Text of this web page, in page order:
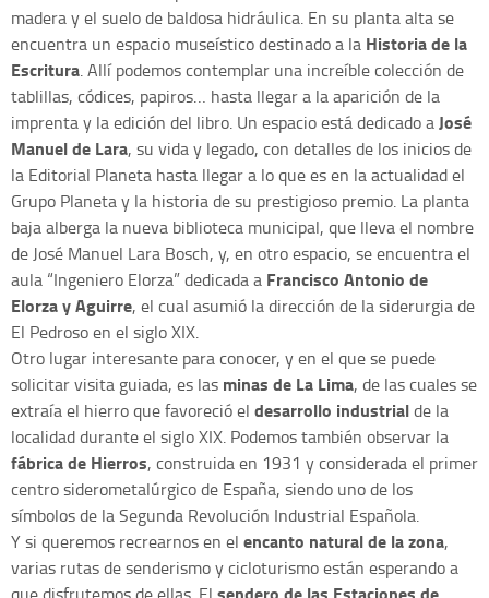
madera y el suelo de baldosa hidráulica. En su planta alta se
encuentra un espacio museístico destinado a la Historia de la
Escritura. Allí podemos contemplar una increíble colección de
tablillas, códices, papiros… hasta llegar a la aparición de la
imprenta y la edición del libro. Un espacio está dedicado aJosé
Manuel de Lara, su vida y legado, con detalles de los inicios de
la Editorial Planeta hasta llegar a lo que es en la actualidad el
Grupo Planeta y la historia de su prestigioso premio. La planta
baja alberga la nueva biblioteca municipal, que lleva el nombre
de José Manuel Lara Bosch, y, en otro espacio, se encuentra el
aula “Ingeniero Elorza” dedicada a Francisco Antonio de
Elorza y Aguirre, el cual asumió la dirección de la siderurgia de
El Pedroso en el siglo XIX.
Otro lugar interesante para conocer, y en el que se puede
solicitar visita guiada, es las minas de La Lima, de las cuales se
extraía el hierro que favoreció el desarrollo industrialde la
localidad durante el siglo XIX. Podemos también observar la
fábrica de Hierros, construida en 1931 y considerada el primer
centro siderometalúrgico de España, siendo uno de los
símbolos de la Segunda Revolución Industrial Española.
Y si queremos recrearnos en el encanto natural de la zona,
varias rutas de senderismo y cicloturismo están esperando a
sendero de las Estaciones de